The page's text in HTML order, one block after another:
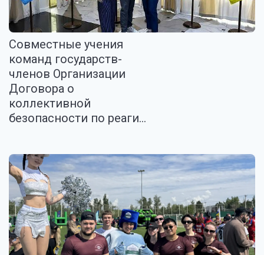
Совместные учения
команд государств-
членов Организации
Договора о
коллективной
безопасности по реаги...